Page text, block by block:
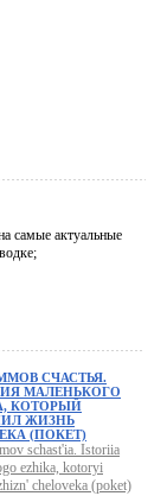
самые актуальные
СЧАСТЬЯ.
МАЛЕНЬКОГО
КОТОРЫЙ
ЖИЗНЬ
(ПОКЕТ)
schast'ia. Istoriia
ezhika, kotoryi
cheloveka (poket)